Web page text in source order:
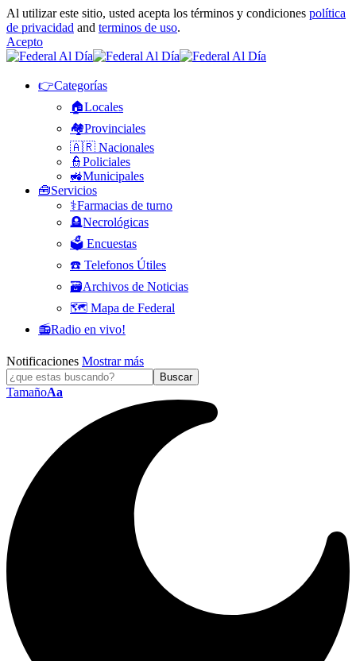
Al utilizar este sitio, usted acepta los términos y condiciones política
de privacidad and terminos de uso.
Acepto
👉Categorías
🏠Locales
🏘️Provinciales
🇦🇷 Nacionales
👮Policiales
🚜Municipales
🧰Servicios
⚕️Farmacias de turno
🪦Necrológicas
🗳️ Encuestas
☎️ Telefonos Útiles
🗃️Archivos de Noticias
🗺️ Mapa de Federal
📻Radio en vivo!
Notificaciones Mostrar más
TamañoAa